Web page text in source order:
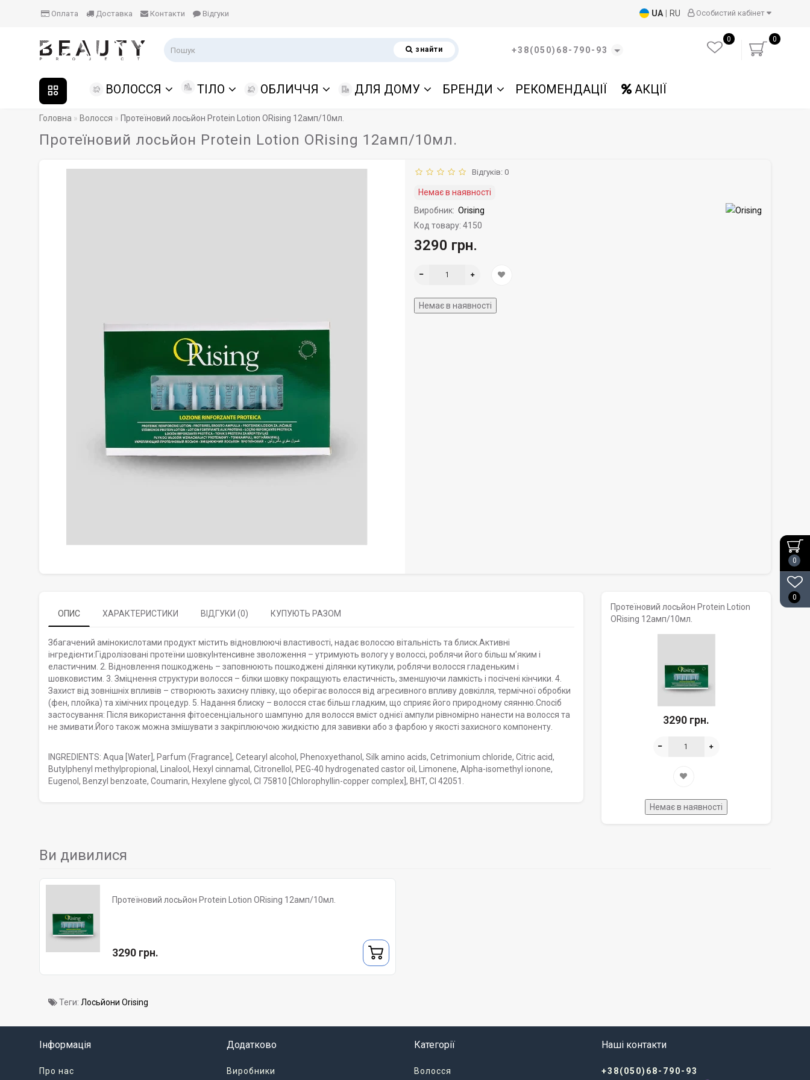
0
0
Особистий кабінет
UA RU
Оплата Доставка Контакти Відгуки
знайти +38(050)68-790-93
0
0
ВОЛОССЯ ТІЛО ОБЛИЧЧЯ ДЛЯ ДОМУ БРЕНДИ РЕКОМЕНДАЦІЇ АКЦІЇ
Головна Волосся Протеїновий лосьйон Protein Lotion ORising 12амп/10мл.
Протеїновий лосьйон Protein Lotion ORising 12амп/10мл.
Відгуків: 0
Немає в наявності
Виробник: Orising
Код товару: 4150
3290 грн.
Немає в наявності
ОПИС ХАРАКТЕРИСТИКИ ВІДГУКИ (0) КУПУЮТЬ РАЗОМ
Збагачений амінокислотами продукт містить відновлюючі властивості, надає волоссю вітальність та блиск.Активні
інгредієнти:Гідролізовані протеїни шовкуІнтенсивне зволоження – утримують вологу у волоссі, роблячи його більш м’яким і
еластичним. 2. Відновлення пошкоджень – заповнюють пошкоджені ділянки кутикули, роблячи волосся гладеньким і
шовковистим. 3. Зміцнення структури волосся – білки шовку покращують еластичність, зменшуючи ламкість і посічені кінчики. 4.
Захист від зовнішніх впливів – створюють захисну плівку, що оберігає волосся від агресивного впливу довкілля, термічної обробки
(фен, плойка) та хімічних процедур. 5. Надання блиску – волосся стає більш гладким, що сприяє його природному сяянню.Спосіб
застосування: Після використання фітоесенціального шампуню для волосся вміст однієї ампули рівномірно нанести на волосся та
не змивати.Його також можна змішувати з закріплюючою жидкістю для завивки або з фарбою у якості захисного компоненту.
INGREDIENTS: Aqua [Water], Parfum (Fragrance], Cetearyl alcohol, Phenoxyethanol, Silk amino acids, Cetrimonium chloride, Citric acid,
Butylphenyl methylpropional, Linalool, Hexyl cinnamal, Citronellol, PEG-40 hydrogenated castor oil, Limonene, Alpha-isomethyl ionone,
Eugenol, Benzyl benzoate, Coumarin, Hexylene glycol, CI 75810 [Chlorophyllin-copper complex], BHT, CI 42051.
Протеїновий лосьйон Protein Lotion
ORising 12амп/10мл.
3290 грн.
Немає в наявності
Ви дивилися
Протеїновий лосьйон Protein Lotion ORising 12амп/10мл.
3290 грн.
Теги: Лосьйони Orising
Інформація
Про нас
Додатково
Виробники
Категорії
Волосся
Наші контакти
+38(050)68-790-93